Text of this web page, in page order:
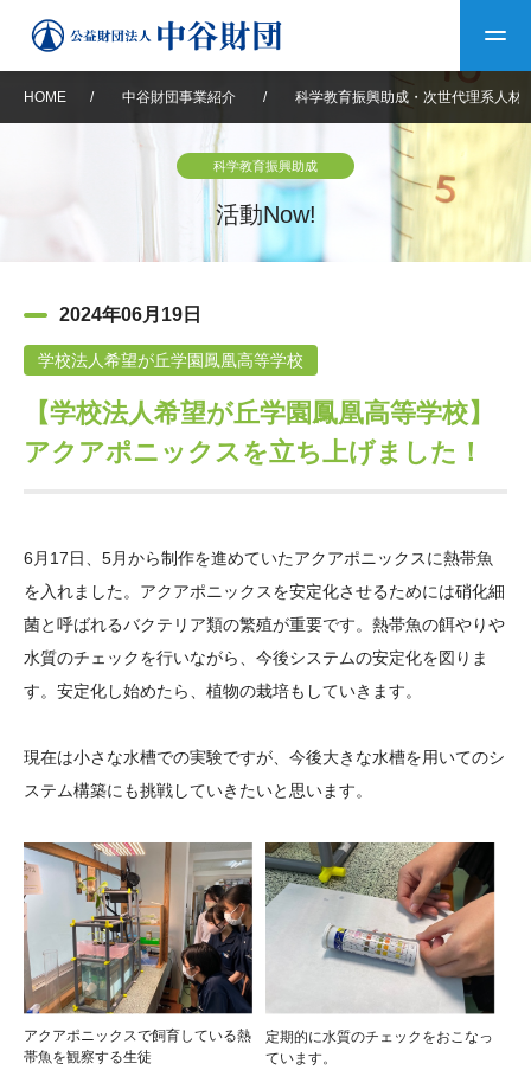
中谷財団について
設立趣意書 財団概要
沿革 40年史デジタルブック
中谷財団40年史
役員・評議員 公開情報
年報一覧 中谷財団レポート
中谷財団事業紹介 中谷賞
神戸賞 長期大型研究助成
大学院生奨学金
国際学生交流プログラ
ム
科学教育振興助成・
次世代理系人材育成プ
中谷財団動画紹介
その他情報
アクセス よくあるご質問
サイトマップ 中谷財団アーカイブ
日本語 English
HOME / 中谷財団事業紹介 / 科学教育振興助成・次世代理系人材
科学教育振興助成
活動Now!
2024年06月19日
学校法人希望が丘学園鳳凰高等学校
【学校法人希望が丘学園鳳凰高等学校】
アクアポニックスを立ち上げました！
6月17日、5月から制作を進めていたアクアポニックスに熱帯魚
を入れました。アクアポニックスを安定化させるためには硝化細
菌と呼ばれるバクテリア類の繁殖が重要です。熱帯魚の餌やりや
水質のチェックを行いながら、今後システムの安定化を図りま
す。安定化し始めたら、植物の栽培もしていきます。
現在は小さな水槽での実験ですが、今後大きな水槽を用いてのシ
ステム構築にも挑戦していきたいと思います。
アクアポニックスで飼育している熱
帯魚を観察する生徒
定期的に水質のチェックをおこなっ
ています。